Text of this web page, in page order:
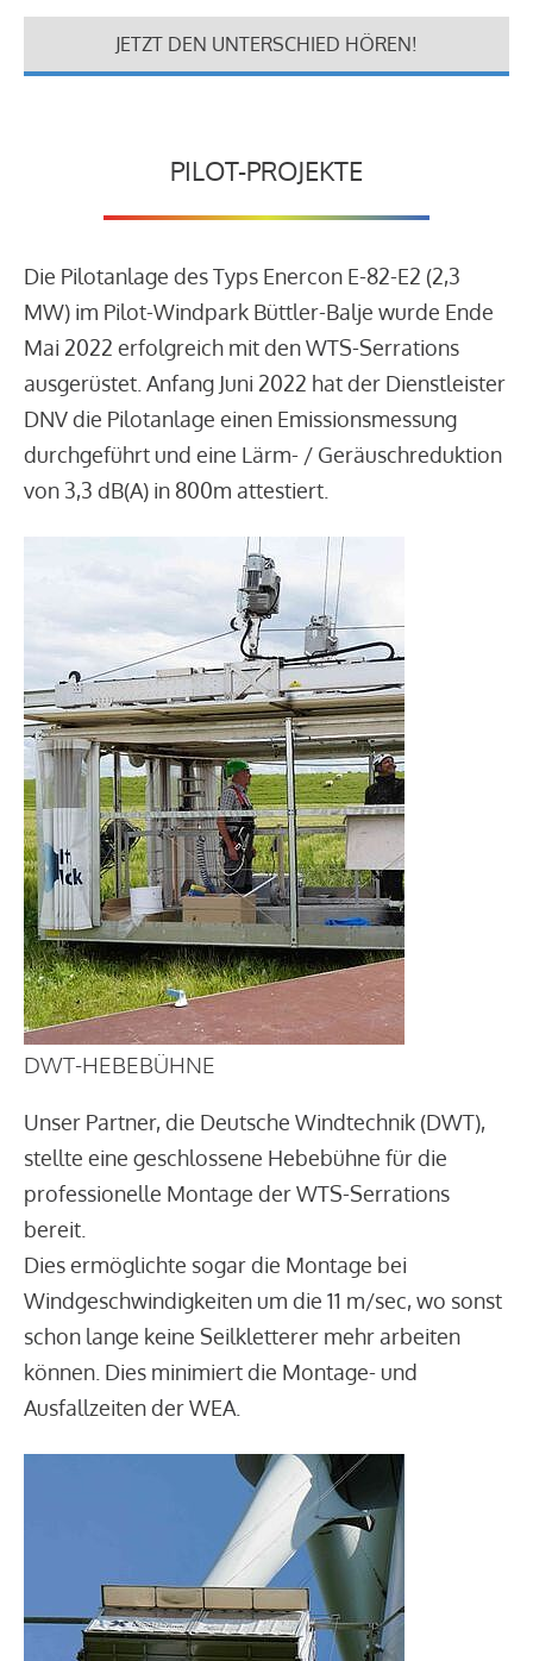
JETZT DEN UNTERSCHIED HÖREN!
PILOT-PROJEKTE
Die Pilotanlage des Typs Enercon E-82-E2 (2,3
MW) im Pilot-Windpark Büttler-Balje wurde Ende
Mai 2022 erfolgreich mit den WTS-Serrations
ausgerüstet. Anfang Juni 2022 hat der Dienstleister
DNV die Pilotanlage einen Emissionsmessung
durchgeführt und eine Lärm- / Geräuschreduktion
von 3,3 dB(A) in 800m attestiert.
DWT-HEBEBÜHNE
Unser Partner, die Deutsche Windtechnik (DWT),
stellte eine geschlossene Hebebühne für die
professionelle Montage der WTS-Serrations
bereit.
Dies ermöglichte sogar die Montage bei
Windgeschwindigkeiten um die 11 m/sec, wo sonst
schon lange keine Seilkletterer mehr arbeiten
können. Dies minimiert die Montage- und
Ausfallzeiten der WEA.